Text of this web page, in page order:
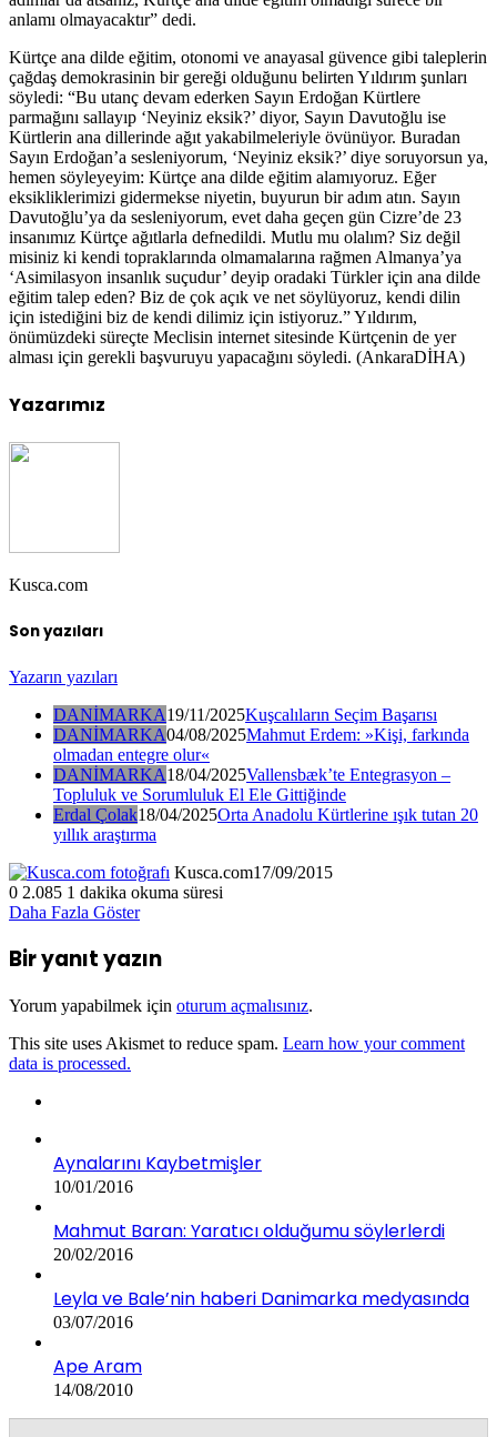
anlamı olmayacaktır” dedi.
Kürtçe ana dilde eğitim, otonomi ve anayasal güvence gibi taleplerin
çağdaş demokrasinin bir gereği olduğunu belirten Yıldırım şunları
söyledi: “Bu utanç devam ederken Sayın Erdoğan Kürtlere
parmağını sallayıp ‘Neyiniz eksik?’ diyor, Sayın Davutoğlu ise
Kürtlerin ana dillerinde ağıt yakabilmeleriyle övünüyor. Buradan
Sayın Erdoğan’a sesleniyorum, ‘Neyiniz eksik?’ diye soruyorsun ya,
hemen söyleyeyim: Kürtçe ana dilde eğitim alamıyoruz. Eğer
eksikliklerimizi gidermekse niyetin, buyurun bir adım atın. Sayın
Davutoğlu’ya da sesleniyorum, evet daha geçen gün Cizre’de 23
insanımız Kürtçe ağıtlarla defnedildi. Mutlu mu olalım? Siz değil
misiniz ki kendi topraklarında olmamalarına rağmen Almanya’ya
‘Asimilasyon insanlık suçudur’ deyip oradaki Türkler için ana dilde
eğitim talep eden? Biz de çok açık ve net söylüyoruz, kendi dilin
için istediğini biz de kendi dilimiz için istiyoruz.” Yıldırım,
önümüzdeki süreçte Meclisin internet sitesinde Kürtçenin de yer
alması için gerekli başvuruyu yapacağını söyledi. (AnkaraDİHA)
Yazarımız
Kusca.com
Son yazıları
Yazarın yazıları
DANİMARKA19/11/2025Kuşcalıların Seçim Başarısı
DANİMARKA04/08/2025Mahmut Erdem: »Kişi, farkında
olmadan entegre olur«
DANİMARKA18/04/2025Vallensbæk’te Entegrasyon –
Topluluk ve Sorumluluk El Ele Gittiğinde
Erdal Çolak18/04/2025Orta Anadolu Kürtlerine ışık tutan 20
yıllık araştırma
Kusca.com17/09/2015
0 2.085 1 dakika okuma süresi
Daha Fazla Göster
Bir yanıt yazın
Yorum yapabilmek için oturum açmalısınız.
This site uses Akismet to reduce spam. Learn how your comment
data is processed.
Aynalarını Kaybetmişler
10/01/2016
Mahmut Baran: Yaratıcı olduğumu söylerlerdi
20/02/2016
Leyla ve Bale’nin haberi Danimarka medyasında
03/07/2016
Ape Aram
14/08/2010